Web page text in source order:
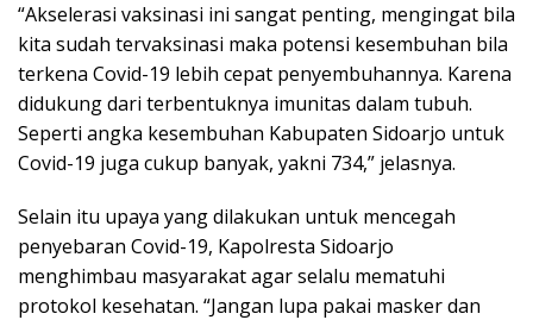
“Akselerasi vaksinasi ini sangat penting, mengingat bila
kita sudah tervaksinasi maka potensi kesembuhan bila
terkena Covid-19 lebih cepat penyembuhannya. Karena
didukung dari terbentuknya imunitas dalam tubuh.
Seperti angka kesembuhan Kabupaten Sidoarjo untuk
Covid-19 juga cukup banyak, yakni 734,” jelasnya.
Selain itu upaya yang dilakukan untuk mencegah
penyebaran Covid-19, Kapolresta Sidoarjo
menghimbau masyarakat agar selalu mematuhi
protokol kesehatan. “Jangan lupa pakai masker dan